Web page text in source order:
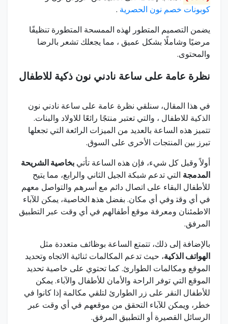
كوبونات خصم نون الحصرية .
يضمن التصميم المتطور لهذه الممسحة المتطورة تنظيفًا
مرضيًا وشاملًا بشكل عميق ، مما يجعلك تشعر بالرضا
والمحتوى.
نظرة عامة على ساعة نادني نون ذكية للاطفال
في هذا المقال، سنلقي ​نظرة عامة على ساعة نادني نون
الذكية للاطفال ، والتي تعتبر منتجًا ⁢رائعًا للاولاد والبنات.
تتميز هذه الساعة بالعديد من⁣ الميزات الرائعة التي تجعلها
تبرز بين ‌المنتجات الأخرى⁢ على السوق.
أولاً وقبل كل شيء، فإن هذه ‌الساعة تأتي بخاصية الشريحة
المدمجة التي تدعم شبكة الجيل الثاني والرابع، مما يتيح‌
للأطفال البقاء على اتصال ‌دائم مع أسرهم⁤ والتواصل معهم
في أي وقت‍ وفي أي مكان. بفضل هذه‍ الخاصية، يمكن للآباء
الاطمئنان ومعرفة موقع أطفالهم في أي وقت عبر التطبيق
المرفق.
بالإضافة إلى ذلك،⁤ تتمتع الساعة بوظائف متعددة مثل
الهواتف الذكية، حيث ⁤تدعم المكالمات ثنائية الاتجاه وتحديد
الموقع ومكالمات الطوارئ. كما تحتوي على خاصية تحديد
الموقع التي توفر الراحة والأمان للأطفال والآباء. يمكن
للأطفال النقر على ‌زر الطوارئ لتلقي مكالمة إذا كانوا في
خطر، ويمكن للآباء⁢ التحقق من موقعهم في أي وقت عبر
الرسائل القصيرة أو التطبيق المرفق.